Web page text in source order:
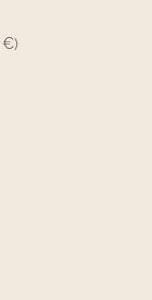
€)